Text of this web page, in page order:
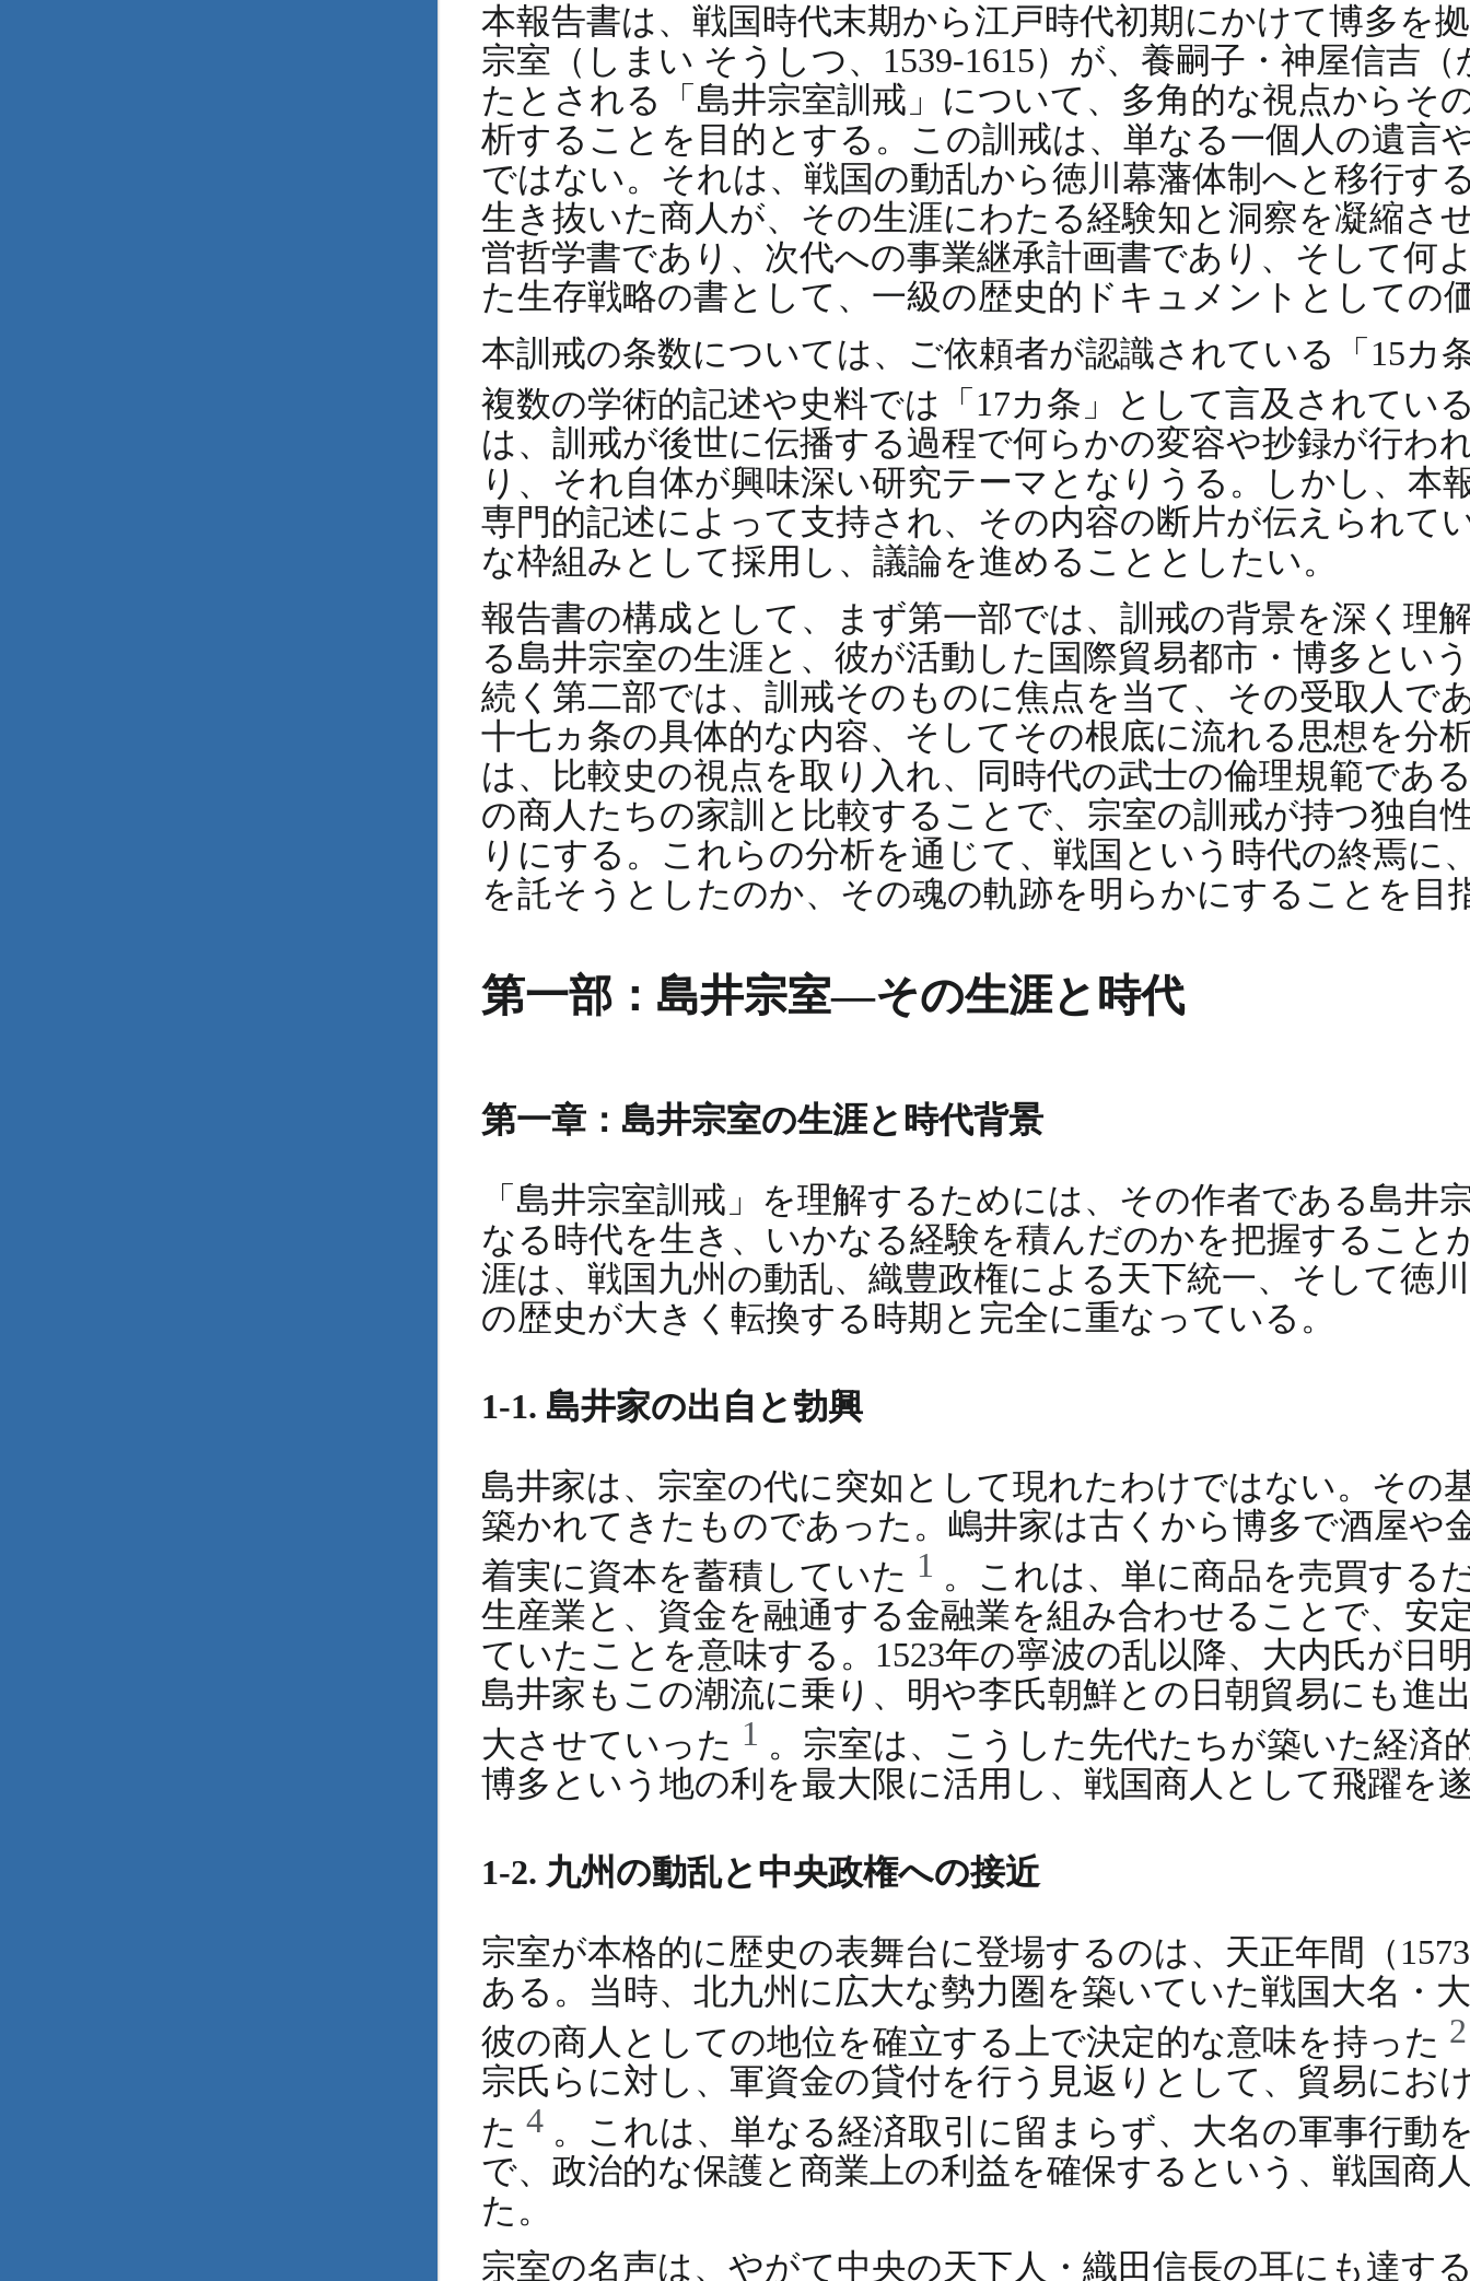
本報告書は、戦国時代末期から江戸時代初期にかけて博多を
宗室（しまい そうしつ、1539-1615）が、養嗣子・神屋信吉
たとされる「島井宗室訓戒」について、多角的な視点からそ
析することを目的とする。この訓戒は、単なる一個人の遺言
ではない。それは、戦国の動乱から徳川幕藩体制へと移行す
生き抜いた商人が、その生涯にわたる経験知と洞察を凝縮さ
営哲学書であり、次代への事業継承計画書であり、そして何
た生存戦略の書として、一級の歴史的ドキュメントとしての
本訓戒の条数については、ご依頼者が認識されている「15カ
複数の学術的記述や史料では「17カ条」として言及されてい
は、訓戒が後世に伝播する過程で何らかの変容や抄録が行わ
り、それ自体が興味深い研究テーマとなりうる。しかし、本
専門的記述によって支持され、その内容の断片が伝えられて
な枠組みとして採用し、議論を進めることとしたい。
報告書の構成として、まず第一部では、訓戒の背景を深く理
る島井宗室の生涯と、彼が活動した国際貿易都市・博多とい
続く第二部では、訓戒そのものに焦点を当て、その受取人で
十七ヵ条の具体的な内容、そしてその根底に流れる思想を分
は、比較史の視点を取り入れ、同時代の武士の倫理規範であ
の商人たちの家訓と比較することで、宗室の訓戒が持つ独自
りにする。これらの分析を通じて、戦国という時代の終焉に
を託そうとしたのか、その魂の軌跡を明らかにすることを目
第一部：島井宗室―その生涯と時代
第一章：島井宗室の生涯と時代背景
「島井宗室訓戒」を理解するためには、その作者である島井
なる時代を生き、いかなる経験を積んだのかを把握すること
涯は、戦国九州の動乱、織豊政権による天下統一、そして徳
の歴史が大きく転換する時期と完全に重なっている。
1-1. 島井家の出自と勃興
島井家は、宗室の代に突如として現れたわけではない。その
築かれてきたものであった。嶋井家は古くから博多で酒屋や
着実に資本を蓄積していた 1 。これは、単に商品を売買する
生産業と、資金を融通する金融業を組み合わせることで、安
ていたことを意味する。1523年の寧波の乱以降、大内氏が日
島井家もこの潮流に乗り、明や李氏朝鮮との日朝貿易にも進
大させていった 1 。宗室は、こうした先代たちが築いた経済
博多という地の利を最大限に活用し、戦国商人として飛躍を
1-2. 九州の動乱と中央政権への接近
宗室が本格的に歴史の表舞台に登場するのは、天正年間（
ある。当時、北九州に広大な勢力圏を築いていた戦国大名・
彼の商人としての地位を確立する上で決定的な意味を持った
宗氏らに対し、軍資金の貸付を行う見返りとして、貿易にお
た 4 。これは、単なる経済取引に留まらず、大名の軍事行動
で、政治的な保護と商業上の利益を確保するという、戦国商
た。
宗室の名声は、やがて中央の天下人・織田信長の耳にも達す